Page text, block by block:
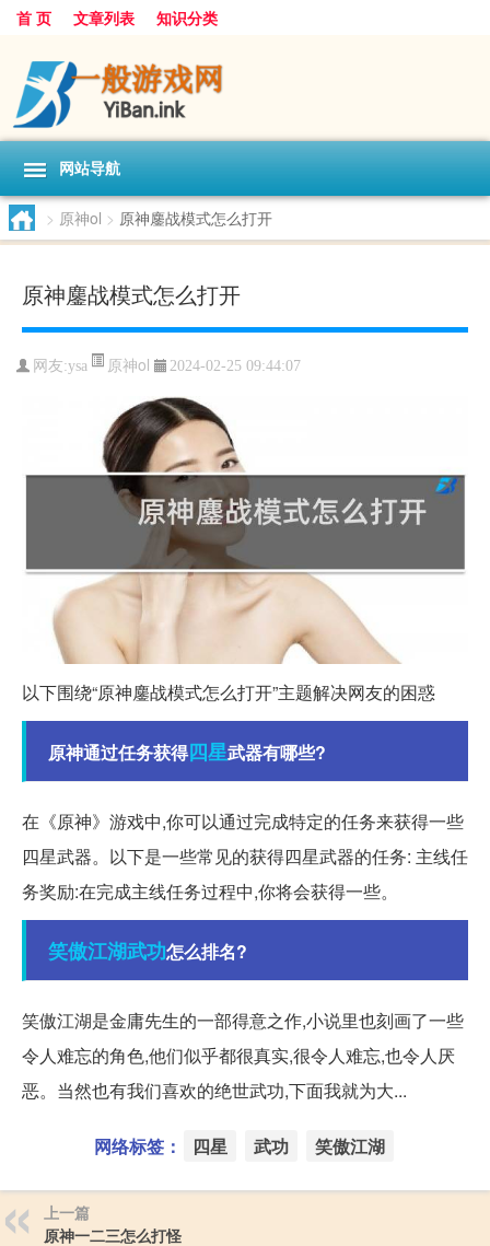
首 页 文章列表 知识分类
网站导航
> 原神ol > 原神鏖战模式怎么打开
原神鏖战模式怎么打开
网友:ysa 原神ol 2024-02-25 09:44:07
以下围绕“原神鏖战模式怎么打开”主题解决网友的困惑
原神通过任务获得四星武器有哪些?
在《原神》游戏中,你可以通过完成特定的任务来获得一些
四星武器。以下是一些常见的获得四星武器的任务: 主线任
务奖励:在完成主线任务过程中,你将会获得一些。
笑傲江湖武功怎么排名?
笑傲江湖是金庸先生的一部得意之作,小说里也刻画了一些
令人难忘的角色,他们似乎都很真实,很令人难忘,也令人厌
恶。当然也有我们喜欢的绝世武功,下面我就为大...
网络标签： 四星 武功 笑傲江湖
上一篇
原神一二三怎么打怪